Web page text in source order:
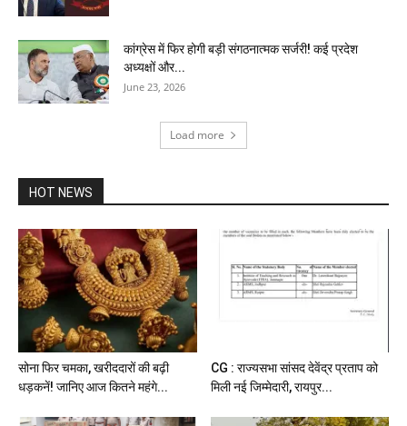
कांग्रेस में फिर होगी बड़ी संगठनात्मक सर्जरी! कई प्रदेश
अध्यक्षों और...
June 23, 2026
Load more
HOT NEWS
सोना फिर चमका, खरीददारों की बढ़ी
धड़कनें! जानिए आज कितने महंगे...
CG : राज्यसभा सांसद देवेंद्र प्रताप को
मिली नई जिम्मेदारी, रायपुर...